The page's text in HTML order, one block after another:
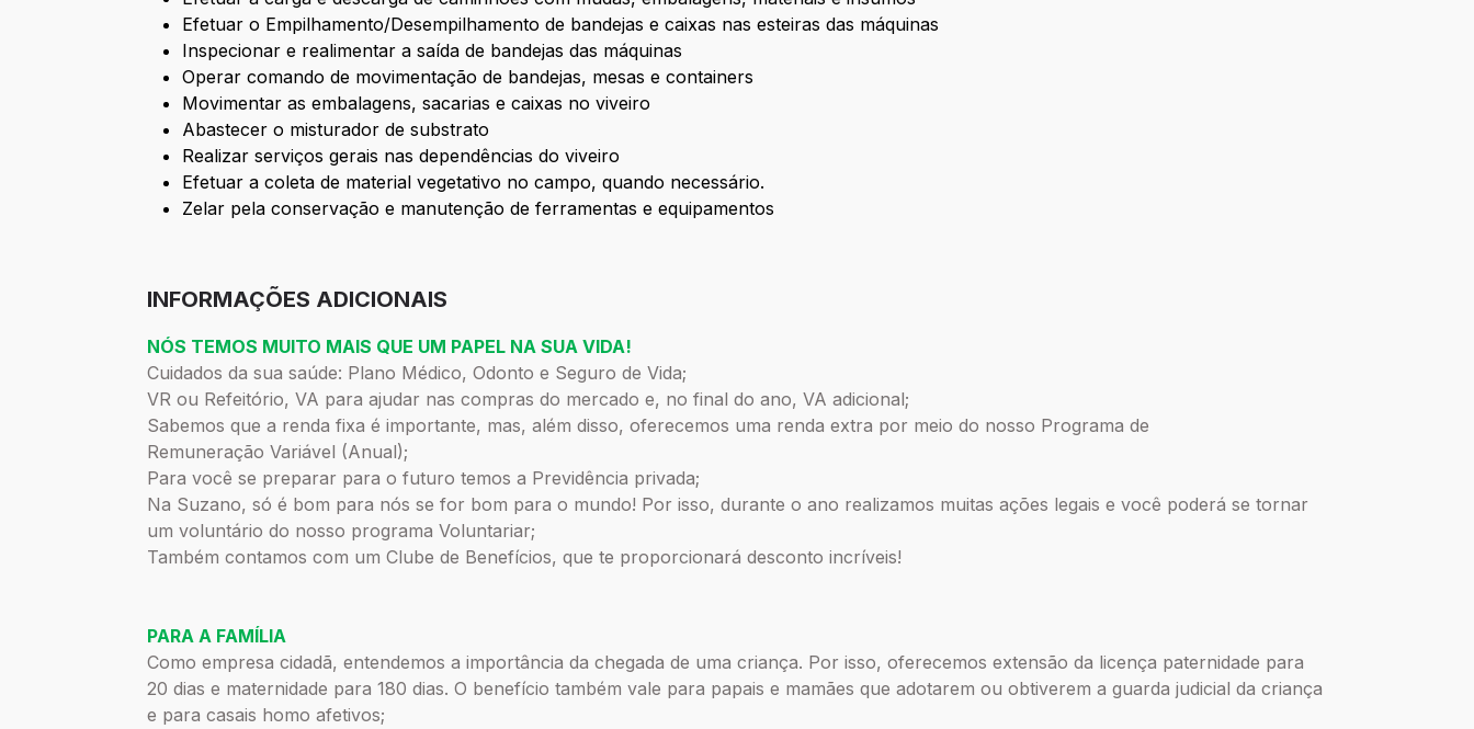
Efetuar o Empilhamento/Desempilhamento de bandejas e caixas nas esteiras das máquinas
Inspecionar e realimentar a saída de bandejas das máquinas
Operar comando de movimentação de bandejas, mesas e containers
Movimentar as embalagens, sacarias e caixas no viveiro
Abastecer o misturador de substrato
Realizar serviços gerais nas dependências do viveiro
Efetuar a coleta de material vegetativo no campo, quando necessário.
Zelar pela conservação e manutenção de ferramentas e equipamentos
INFORMAÇÕES ADICIONAIS
NÓS TEMOS MUITO MAIS QUE UM PAPEL NA SUA VIDA!
Cuidados da sua saúde: Plano Médico, Odonto e Seguro de Vida;
VR ou Refeitório, VA para ajudar nas compras do mercado e, no final do ano, VA adicional;
Sabemos que a renda fixa é importante, mas, além disso, oferecemos uma renda extra por meio do nosso Programa de
Remuneração Variável (Anual);
Para você se preparar para o futuro temos a Previdência privada;
Na Suzano, só é bom para nós se for bom para o mundo! Por isso, durante o ano realizamos muitas ações legais e você poderá se tornar
um voluntário do nosso programa Voluntariar;
Também contamos com um Clube de Benefícios, que te proporcionará desconto incríveis!
PARA A FAMÍLIA
Como empresa cidadã, entendemos a importância da chegada de uma criança. Por isso, oferecemos extensão da licença paternidade para
20 dias e maternidade para 180 dias. O benefício também vale para papais e mamães que adotarem ou obtiverem a guarda judicial da criança
e para casais homo afetivos;